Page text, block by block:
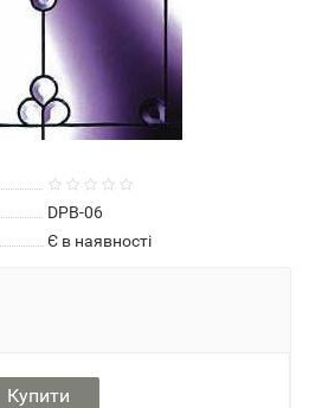
DPB-06
Є в наявності
Купити